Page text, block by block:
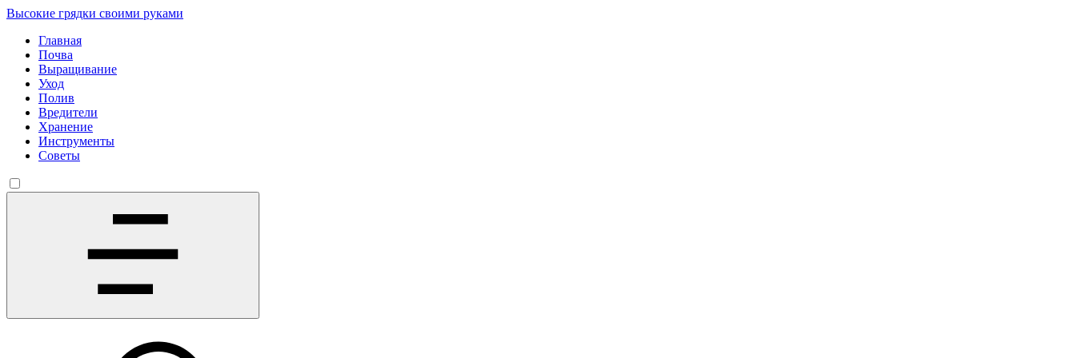
Высокие грядки своими руками
Главная
Почва
Выращивание
Уход
Полив
Вредители
Хранение
Инструменты
Советы